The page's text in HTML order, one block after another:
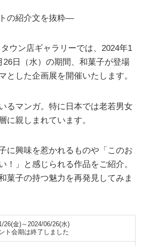
の紹介文を抜粋—
ウン店ギャラリーでは、2024年1
26日（水）の期間、和菓子が登場
とした企画展を開催いたします。
るマンガ。特に日本では老若男女
に親しまれています。
に興味を惹かれるものや「このお
！」と感じられる作品をご紹介。
菓子の持つ魅力を再発見してみま
26(金)～2024/06/26(水)
ト会期は終了しました